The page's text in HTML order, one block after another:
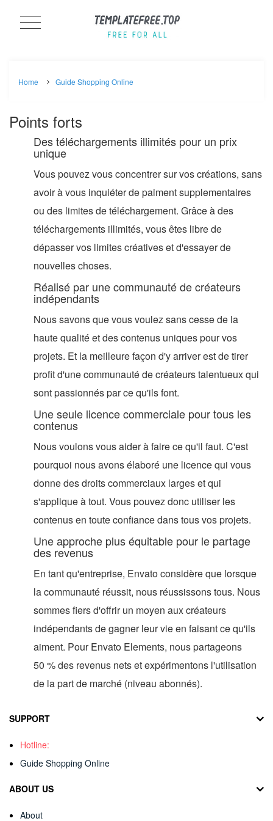
Home Guide Shopping Online
Points forts
Des téléchargements illimités pour un prix
unique
Vous pouvez vous concentrer sur vos créations, sans
avoir à vous inquiéter de paiment supplementaires
ou des limites de téléchargement. Grâce à des
téléchargements illimités, vous êtes libre de
dépasser vos limites créatives et d'essayer de
nouvelles choses.
Réalisé par une communauté de créateurs
indépendants
Nous savons que vous voulez sans cesse de la
haute qualité et des contenus uniques pour vos
projets. Et la meilleure façon d'y arriver est de tirer
profit d'une communauté de créateurs talentueux qui
sont passionnés par ce qu'ils font.
Une seule licence commerciale pour tous les
contenus
Nous voulons vous aider à faire ce qu'il faut. C'est
pourquoi nous avons élaboré une licence qui vous
donne des droits commerciaux larges et qui
s'applique à tout. Vous pouvez donc utiliser les
contenus en toute confiance dans tous vos projets.
Une approche plus équitable pour le partage
des revenus
En tant qu'entreprise, Envato considère que lorsque
la communauté réussit, nous réussissons tous. Nous
sommes fiers d'offrir un moyen aux créateurs
indépendants de gagner leur vie en faisant ce qu'ils
aiment. Pour Envato Elements, nous partageons
50 % des revenus nets et expérimentons l'utilisation
de la part de marché (niveau abonnés).
SUPPORT
Hotline:
Guide Shopping Online
ABOUT US
About